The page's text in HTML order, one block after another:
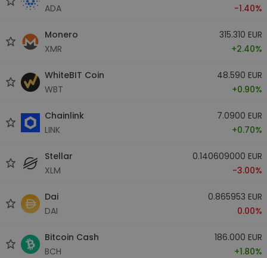
ADA
-1.40%
Monero
XMR
315.310 EUR
+2.40%
WhiteBIT Coin
WBT
48.590 EUR
+0.90%
Chainlink
LINK
7.0900 EUR
+0.70%
Stellar
XLM
0.140609000 EUR
-3.00%
Dai
DAI
0.865953 EUR
0.00%
Bitcoin Cash
BCH
186.000 EUR
+1.80%